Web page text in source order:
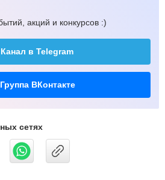
акций и конкурсов :)
Канал в Telegram
Группа ВКонтакте
сетях